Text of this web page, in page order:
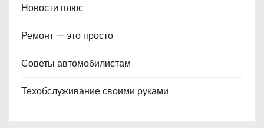
Новости плюс
Ремонт — это просто
Советы автомобилистам
Техобслуживание своими руками